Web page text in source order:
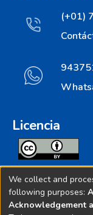
(+01)
Licencia
Todos los
licenciados bajo
Creative
We collect and
following purposes:
Acknowledgement